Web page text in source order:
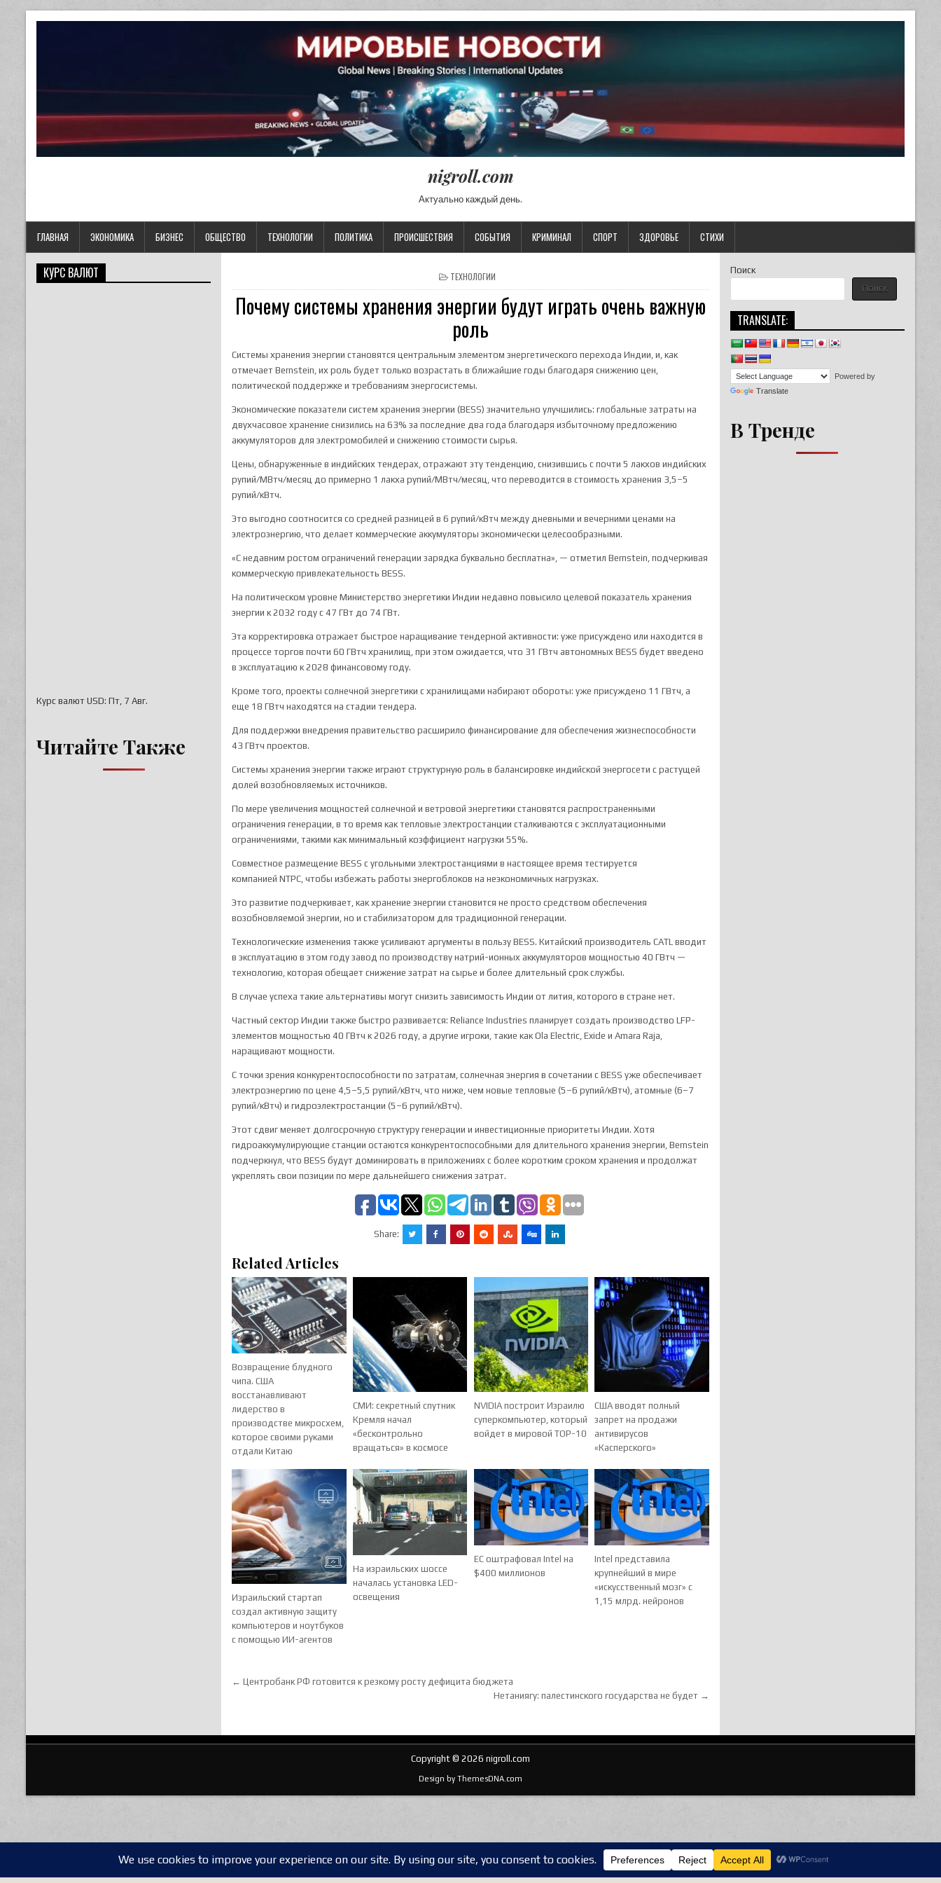
nigroll.com
Актуально каждый день.
ГЛАВНАЯ ЭКОНОМИКА БИЗНЕС ОБЩЕСТВО ТЕХНОЛОГИИ ПОЛИТИКА ПРОИСШЕСТВИЯ СОБЫТИЯ КРИМИНАЛ СПОРТ ЗДОРОВЬЕ СТИХИ
POSTED IN
ТЕХНОЛОГИИ
Почему системы хранения энергии будут играть очень важную
роль
Системы хранения энергии становятся центральным элементом энергетического перехода Индии, и, как
отмечает Bernstein, их роль будет только возрастать в ближайшие годы благодаря снижению цен,
политической поддержке и требованиям энергосистемы.
Экономические показатели систем хранения энергии (BESS) значительно улучшились: глобальные затраты на
двухчасовое хранение снизились на 63% за последние два года благодаря избыточному предложению
аккумуляторов для электромобилей и снижению стоимости сырья.
Цены, обнаруженные в индийских тендерах, отражают эту тенденцию, снизившись с почти 5 лакхов индийских
рупий/МВтч/месяц до примерно 1 лакха рупий/МВтч/месяц, что переводится в стоимость хранения 3,5–5
рупий/кВтч.
Это выгодно соотносится со средней разницей в 6 рупий/кВтч между дневными и вечерними ценами на
электроэнергию, что делает коммерческие аккумуляторы экономически целесообразными.
«С недавним ростом ограничений генерации зарядка буквально бесплатна», — отметил Bernstein, подчеркивая
коммерческую привлекательность BESS.
На политическом уровне Министерство энергетики Индии недавно повысило целевой показатель хранения
энергии к 2032 году с 47 ГВт до 74 ГВт.
Эта корректировка отражает быстрое наращивание тендерной активности: уже присуждено или находится в
процессе торгов почти 60 ГВтч хранилищ, при этом ожидается, что 31 ГВтч автономных BESS будет введено
в эксплуатацию к 2028 финансовому году.
Кроме того, проекты солнечной энергетики с хранилищами набирают обороты: уже присуждено 11 ГВтч, а
еще 18 ГВтч находятся на стадии тендера.
Для поддержки внедрения правительство расширило финансирование для обеспечения жизнеспособности
43 ГВтч проектов.
Системы хранения энергии также играют структурную роль в балансировке индийской энергосети с растущей
долей возобновляемых источников.
По мере увеличения мощностей солнечной и ветровой энергетики становятся распространенными
ограничения генерации, в то время как тепловые электростанции сталкиваются с эксплуатационными
ограничениями, такими как минимальный коэффициент нагрузки 55%.
Совместное размещение BESS с угольными электростанциями в настоящее время тестируется
компаниейNTPC, чтобы избежать работы энергоблоков на неэкономичных нагрузках.
Это развитие подчеркивает, как хранение энергии становится не просто средством обеспечения
возобновляемой энергии, но и стабилизатором для традиционной генерации.
Технологические изменения также усиливают аргументы в пользу BESS. Китайский производитель CATL вводит
в эксплуатацию в этом году завод по производству натрий-ионных аккумуляторов мощностью 40 ГВтч —
технологию, которая обещает снижение затрат на сырье и более длительный срок службы.
В случае успеха такие альтернативы могут снизить зависимость Индии от лития, которого в стране нет.
Частный сектор Индии также быстро развивается:Reliance Industries планирует создать производство LFP-
элементов мощностью 40 ГВтч к 2026 году, а другие игроки, такие как Ola Electric, Exide и Amara Raja,
наращивают мощности.
С точки зрения конкурентоспособности по затратам, солнечная энергия в сочетании с BESS уже обеспечивает
электроэнергию по цене 4,5–5,5 рупий/кВтч, что ниже, чем новые тепловые (5–6 рупий/кВтч), атомные (6–7
рупий/кВтч) и гидроэлектростанции (5–6 рупий/кВтч).
Этот сдвиг меняет долгосрочную структуру генерации и инвестиционные приоритеты Индии. Хотя
гидроаккумулирующие станции остаются конкурентоспособными для длительного хранения энергии, Bernstein
подчеркнул, что BESS будут доминировать в приложениях с более коротким сроком хранения и продолжат
укреплять свои позиции по мере дальнейшего снижения затрат.
Share:
Related Articles
Возвращение блудного
чипа. США
восстанавливают
лидерство в
производстве микросхем,
которое своими руками
отдали Китаю
СМИ: секретный спутник
Кремля начал
«бесконтрольно
вращаться» в космосе
NVIDIA построит Израилю
суперкомпьютер, который
войдет в мировой TOP-10
США вводят полный
запрет на продажи
антивирусов
«Касперского»
Израильский стартап
создал активную защиту
компьютеров и ноутбуков
с помощью ИИ-агентов
На израильских шоссе
началась установка LED-
освещения
ЕС оштрафовал Intel на
$400 миллионов
Intel представила
крупнейший в мире
«искусственный мозг» с
1,15 млрд. нейронов
Навигация по записям
← Центробанк РФ готовится к резкому росту дефицита бюджета
Нетаниягу: палестинского государства не будет →
Поиск
Поиск
TRANSLATE:
Powered by
Translate
В Тренде
КУРС ВАЛЮТ
Курс валют USD: Пт, 7 Авг.
Читайте Также
Copyright © 2026 nigroll.com
Design by ThemesDNA.com
Privacy & Cookies Policy